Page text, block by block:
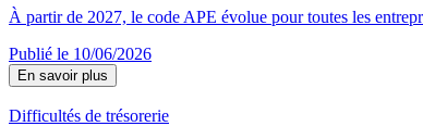
À partir de 2027, le code APE évolue pour toutes les
Publié le 10/06/2026
En savoir plus
Difficultés de trésorerie